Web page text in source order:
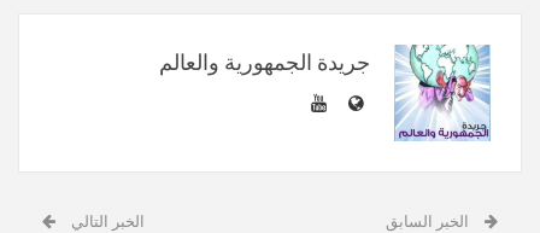
جريدة الجمهورية والعالم
الخبر السابق الخبر التالي